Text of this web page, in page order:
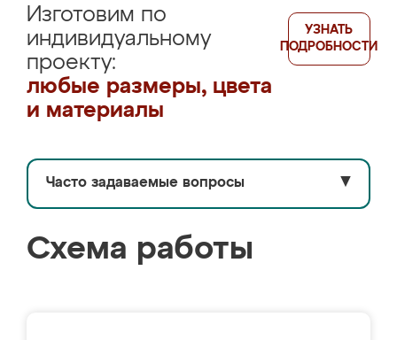
Изготовим по
индивидуальному
проекту:
любые размеры, цвета
и материалы
УЗНАТЬ
ПОДРОБНОСТИ
Часто задаваемые вопросы ▼
Схема работы